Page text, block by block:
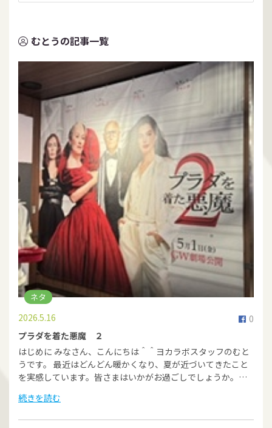
むとうの記事一覧
ネタ
0
2026.5.16
プラダを着た悪魔 ２
はじめに みなさん、こんにちは＾＾ヨカラボスタッフのむと
うです。 最近はどんどん暖かくなり、夏が近づいてきたこと
を実感しています。皆さまはいかがお過ごしでしょうか。…
続きを読む